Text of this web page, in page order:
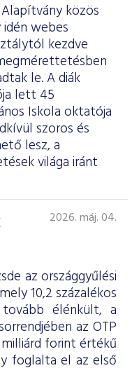
közös
webes
kezdve
le. A diák
lett 45
Iskola oktatója
szoros és
lesz, a
világa iránt
2026. máj. 04.
az országgyűlési
10,2 százalékos
élénkült, a
az OTP
milliárd forint értékű
foglalta el az első